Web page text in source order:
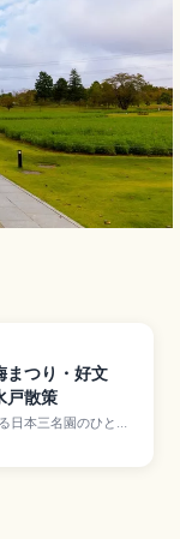
まつり・好文
戸散策
日本三名園のひとつ
民とともに楽しむ」
月の水戸の梅まつ